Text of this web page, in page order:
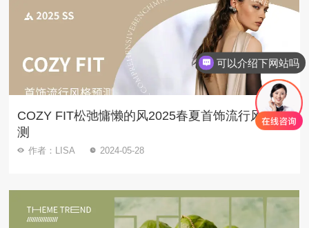
COZY FIT松弛慵懒的风2025春夏首饰流行风格预
测
作者：LISA 2024-05-28
可以介绍下网站吗